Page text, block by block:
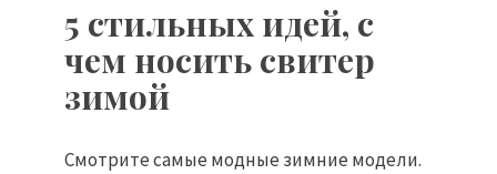
5 стильных идей, с
чем носить свитер
зимой
Смотрите самые модные зимние модели.